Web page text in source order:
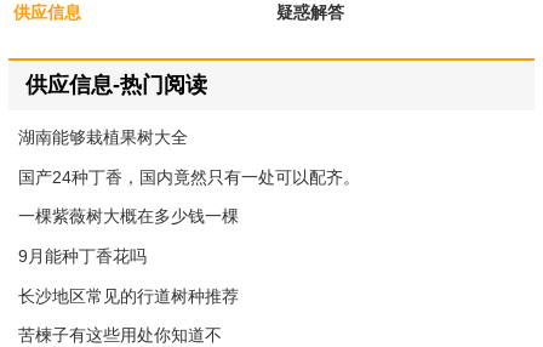
供应信息 疑惑解答
供应信息-热门阅读
湖南能够栽植果树大全
国产24种丁香，国内竟然只有一处可以配齐。
一棵紫薇树大概在多少钱一棵
9月能种丁香花吗
长沙地区常见的行道树种推荐
苦楝子有这些用处你知道不